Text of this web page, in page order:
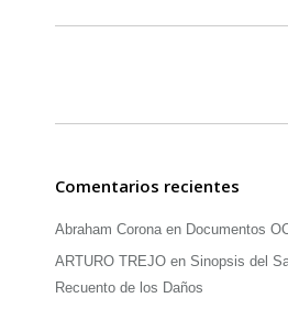
Comentarios recientes
Abraham Corona en Documentos
ARTURO TREJO en Sinopsis del
Recuento de los Daños